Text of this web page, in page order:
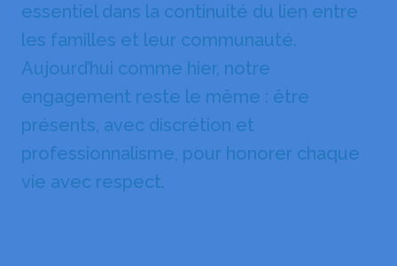
essentiel dans la continuité du lien entre
les familles et leur communauté.
Aujourd’hui comme hier, notre
engagement reste le même : être
présents, avec discrétion et
professionnalisme, pour honorer chaque
vie avec respect.